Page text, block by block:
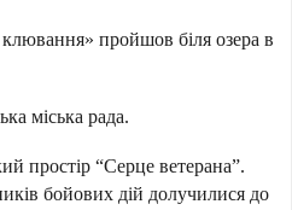
пройшов біля озера в
міська рада.
простір “Серце ветерана”.
бойових дій долучилися до